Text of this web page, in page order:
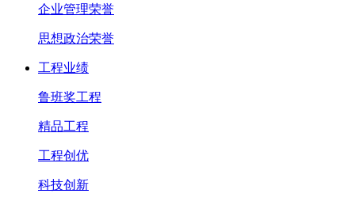
企业管理荣誉
思想政治荣誉
工程业绩
鲁班奖工程
精品工程
工程创优
科技创新